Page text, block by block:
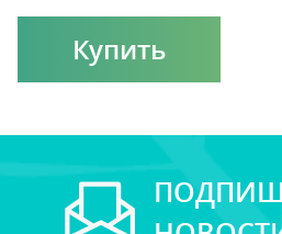
Купить